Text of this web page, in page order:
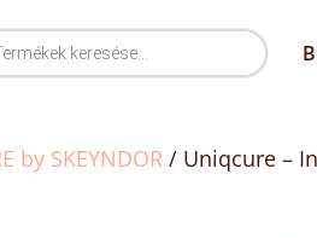
by SKEYNDOR / Uniqcure –